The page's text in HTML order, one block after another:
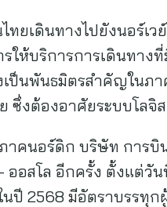
ยเดินทางไปยังนอร์เ
ให้บริการการเดินทา
ป็นพันธมิตรสำคัญในภ
ซึ่งต้องอาศัยระบบโลจิ
นอร์ดิก บริษัท การบิน
ออสโล อีกครั้ง ตั้งแต่วั
2568 มีอัตราบรรทุก